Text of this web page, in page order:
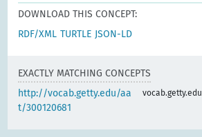
DOWNLOAD THIS CONCEPT:
RDF/XML TURTLE JSON-LD
EXACTLY MATCHING CONCEPTS
http://vocab.getty.edu/aa
t/300120681
vocab.getty.edu